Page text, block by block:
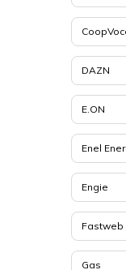
DAZN
E.ON
Enel
Engie
Fastweb
Gas